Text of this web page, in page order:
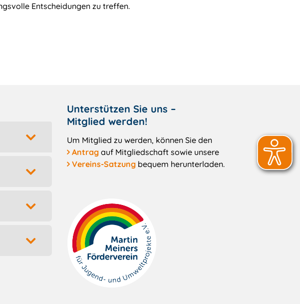
Entscheidungen zu treffen.
Unterstützen Sie uns –
Mitglied werden!
Um Mitglied zu werden, können Sie den
Antrag auf Mitgliedschaft sowie unsere
Vereins-Satzung bequem herunterladen.